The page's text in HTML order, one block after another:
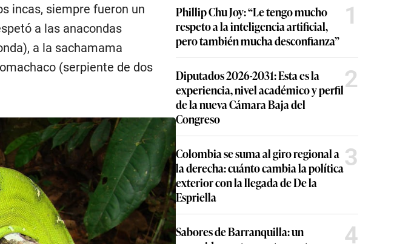
incas, siempre fueron un
a las anacondas
a la sachamama
(serpiente de dos
Phillip Chu Joy: “Le tengo mucho
respeto a la inteligencia artificial,
pero también mucha desconfianza”
1
Diputados 2026-2031: Esta es la
experiencia, nivel académico y perfil
de la nueva Cámara Baja del
Congreso
2
Colombia se suma al giro regional a
la derecha: cuánto cambia la política
exterior con la llegada de De la
Espriella
3
Sabores de Barranquilla: un
4